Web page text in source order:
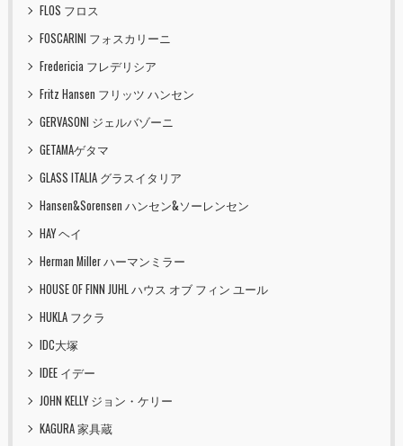
FLOS フロス
FOSCARINI フォスカリーニ
Fredericia フレデリシア
Fritz Hansen フリッツ ハンセン
GERVASONI ジェルバゾーニ
GETAMAゲタマ
GLASS ITALIA グラスイタリア
Hansen&Sorensen ハンセン&ソーレンセン
HAY ヘイ
Herman Miller ハーマンミラー
HOUSE OF FINN JUHL ハウス オブ フィン ユール
HUKLA フクラ
IDC大塚
IDEE イデー
JOHN KELLY ジョン・ケリー
KAGURA 家具蔵